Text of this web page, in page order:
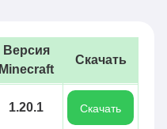
Версия
Minecraft
Скачать
1.20.1 Скачать